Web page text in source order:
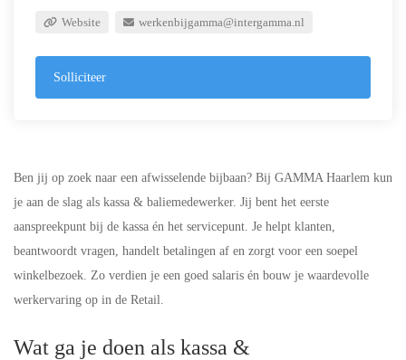
Website werkenbijgamma@intergamma.nl
Solliciteer
Ben jij op zoek naar een afwisselende bijbaan? Bij GAMMA Haarlem kun
je aan de slag als kassa & baliemedewerker. Jij bent het eerste
aanspreekpunt bij de kassa én het servicepunt. Je helpt klanten,
beantwoordt vragen, handelt betalingen af en zorgt voor een soepel
winkelbezoek. Zo verdien je een goed salaris én bouw je waardevolle
werkervaring op in de Retail.
Wat ga je doen als kassa &